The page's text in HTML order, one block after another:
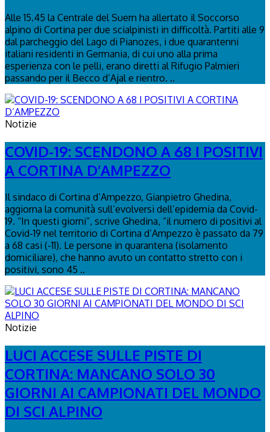
Alle 15.45 la Centrale del Suem ha allertato il Soccorso
alpino di Cortina per due scialpinisti in difficoltà. Partiti alle 9
dal parcheggio del Lago di Pianozes, i due quarantenni
italiani residenti in Germania, di cui uno alla prima
esperienza con le pelli, erano diretti al Rifugio Palmieri
passando per il Becco d’Ajal e rientro. ..
Notizie
COVID-19: SCENDONO A 68 I POSITIVI
A CORTINA D’AMPEZZO
Il sindaco di Cortina d’Ampezzo, Gianpietro Ghedina,
aggiorna la comunità sull’evolversi dell’epidemia da Covid-
19. “In questi giorni”, scrive Ghedina, “il numero di positivi al
Covid-19 nel territorio di Cortina d’Ampezzo è passato da 79
a 68 casi (-11). Le persone in quarantena (isolamento
domiciliare), che hanno avuto un contatto stretto con i
positivi, sono 45 ..
Notizie
LUCI ACCESE SULLE PISTE DI
CORTINA: MANCANO SOLO 30
GIORNI AI CAMPIONATI DEL MONDO
DI SCI ALPINO